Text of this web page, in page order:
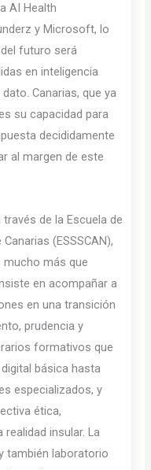
AI Health
y Microsoft, lo
futuro será
en inteligencia
Canarias, que ya
su capacidad para
decididamente
al margen de este
través de la Escuela de
(ESSSCAN),
más que
en acompañar a
en una transición
prudencia y
formativos que
básica hasta
especializados, y
ética,
insular. La
también laboratorio